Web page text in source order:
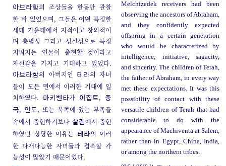
아브라함의 조상들을 한동안 관찰
한 바 있었으며, 그들은 어떤 특정한
세대 가운데에서 지적이고 창의적이
며 총명성 그리고 성실성으로 특징
지워지는 인물이 출현할 것이라고
자신감을 가지고 기대하고 있었다.
아브라함의 아버지인 테라의 자녀
들이 모든 면에서 이러한 기대에 일
치하였다.
마키벤타가 이집트,중
국, 인도, 또는 북쪽에 있는 부족들
속에서 출현하기보다 살렘에서 출현
하였던 상당한 이유는
테라의 이러
한 다재다능한 자녀들과 접촉할 가
능성이 많았기 때문이었다.
Melchizedek receivers had been
observing the ancestors of Abraham,
and they confidently expected
offspring in a certain generation
who would be characterized by
intelligence, initiative, sagacity,
and sincerity. The children of Terah,
the father of Abraham, in every way
met these expectations. It was this
possibility of contact with these
versatile children of Terah that had
considerable to do with the
appearance of Machiventa at Salem,
rather than in Egypt, China, India,
or among the northern tribes.